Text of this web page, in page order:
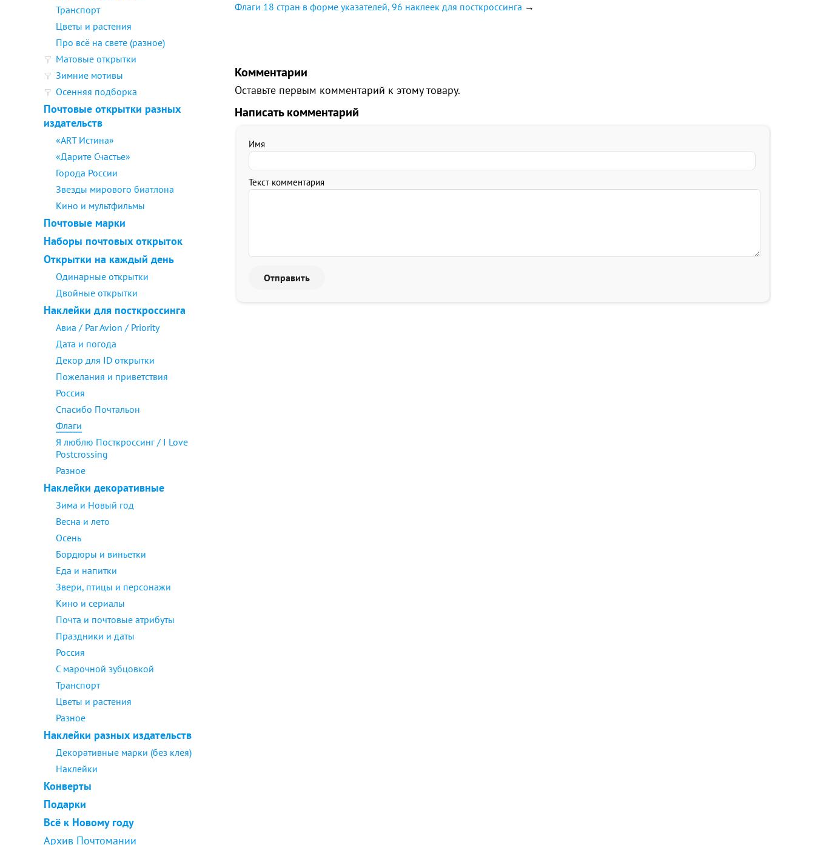
Транспорт
Цветы и растения
Про всё на свете (разное)
Матовые открытки
Зимние мотивы
Осенняя подборка
Почтовые открытки разных
издательств
«ART Истина»
«Дарите Счастье»
Города России
Звезды мирового биатлона
Кино и мультфильмы
Почтовые марки
Наборы почтовых открыток
Открытки на каждый день
Одинарные открытки
Двойные открытки
Наклейки для посткроссинга
Авиа / Par Avion / Priority
Дата и погода
Декор для ID открытки
Пожелания и приветствия
Россия
Спасибо Почтальон
Флаги
Я люблю Посткроссинг / I Love
Postcrossing
Разное
Наклейки декоративные
Зима и Новый год
Весна и лето
Осень
Бордюры и виньетки
Еда и напитки
Звери, птицы и персонажи
Кино и сериалы
Почта и почтовые атрибуты
Праздники и даты
Россия
С марочной зубцовкой
Транспорт
Цветы и растения
Разное
Наклейки разных издательств
Декоративные марки (без клея)
Наклейки
Конверты
Подарки
Всё к Новому году
Архив Почтомании
Флаги 18 стран в форме указателей, 96 наклеек для посткроссинга →
Комментарии
Оставьте первым комментарий к этому товару.
Написать комментарий
Имя
Текст комментария